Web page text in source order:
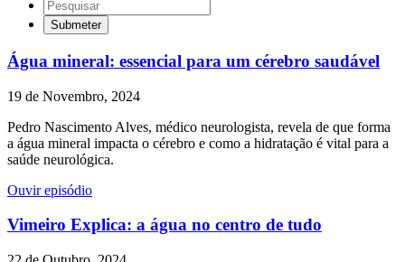
Água mineral: essencial para um cérebro saudável
19 de Novembro, 2024
Pedro Nascimento Alves, médico neurologista, revela de que forma
a água mineral impacta o cérebro e como a hidratação é vital para a
saúde neurológica.
Ouvir episódio
Vimeiro Explica: a água no centro de tudo